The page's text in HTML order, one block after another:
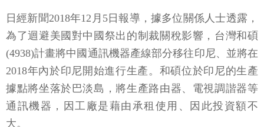
日經新聞2018年12月5日報導，據多位關係人士透露，
為了迴避美國對中國祭出的制裁關稅影響，台灣和碩
(4938)計畫將中國通訊機器產線部分移往印尼、並將在
2018年內於印尼開始進行生產。和碩位於印尼的生產
據點將坐落於巴淡島，將生產路由器、電視調諧器等
通訊機器，因工廠是藉由承租使用、因此投資額不
大。